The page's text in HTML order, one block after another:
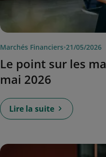
Marchés Financiers•21/05/2026
Le point sur les
mai 2026
Lire la suite